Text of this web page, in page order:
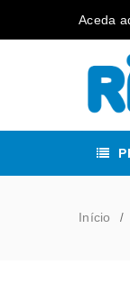
Aceda
Início /